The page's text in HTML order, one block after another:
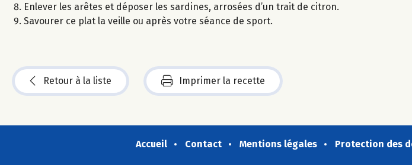
Enlever les arêtes et déposer les sardines, arrosées d’un trait de citron.
Savourer ce plat la veille ou après votre séance de sport.
Retour à la liste Imprimer la recette
Accueil Contact Mentions légales Protection des